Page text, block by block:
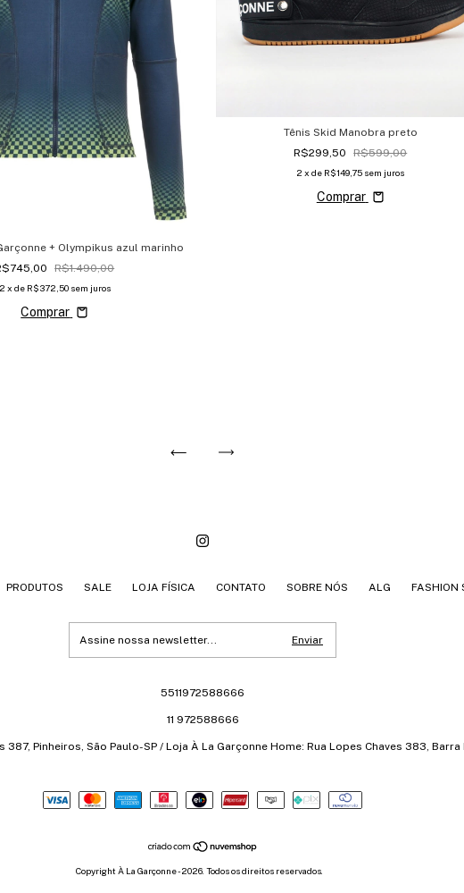
+ Olympikus azul marinho
R$1.490,00
2 x de R$372,50 sem juros
Comprar
Tênis Skid Manobra preto
R$299,50
R$599,00
2 x de R$149,75 sem juros
Comprar
PRODUTOS SALE LOJA FÍSICA CONTATO SOBRE NÓS ALG FASHION
5511972588666
11 972588666
387, Pinheiros, São Paulo-SP / Loja À La Garçonne Home: Rua Lopes Chaves 383, Barra
Copyright À La Garçonne - 2026. Todos os direitos reservados.